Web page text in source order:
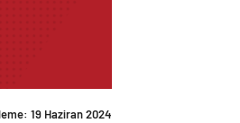
19 Haziran 2024